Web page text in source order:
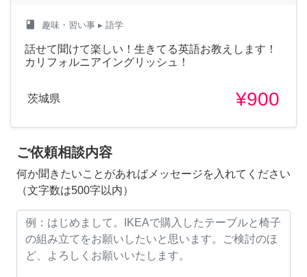
class 趣味・習い事 ▸ 語学
話せて聞けて楽しい！生きてる英語お教えします！
カリフォルニアイングリッシュ！
茨城県 ¥900
ご依頼相談内容
何か聞きたいことがあればメッセージを入れてください
（文字数は500字以内）